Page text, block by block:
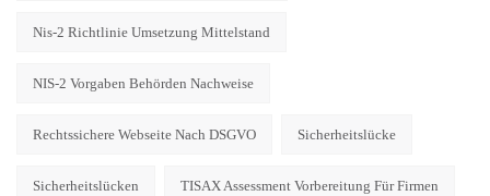
Nis-2 Richtlinie Umsetzung Mittelstand
NIS-2 Vorgaben Behörden Nachweise
Rechtssichere Webseite Nach DSGVO Sicherheitslücke
Sicherheitslücken TISAX Assessment Vorbereitung Für Firmen